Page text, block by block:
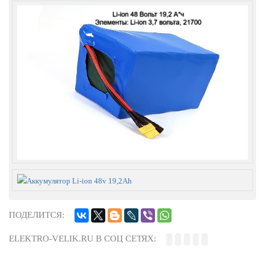
ПОДЕЛИТСЯ:
ELEKTRO-VELIK.RU В СОЦ СЕТЯХ: